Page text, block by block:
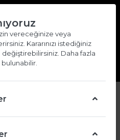
Kaydol
vereceğinize veya
Kararınızı istediğiniz
değiştirebilirsiniz. Daha fazla
bulunabilir.